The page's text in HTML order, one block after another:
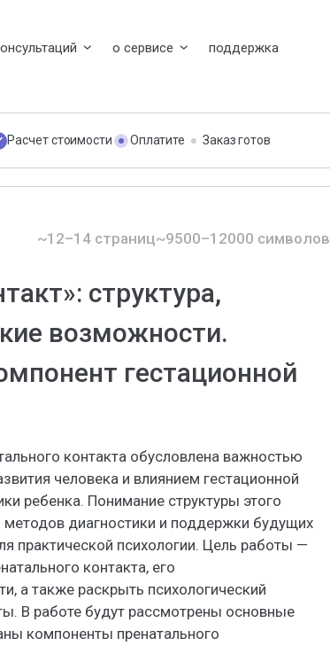
о сервисе поддержка
Расчет стоимости Оплатите Заказ готов
~12–14 страниц~9500–12000 символов
структура,
возможности.
гестационной
контакта обусловлена важностью
человека и влиянием гестационной
ребенка. Понимание структуры этого
диагностики и поддержки будущих
практической психологии. Цель работы —
контакта, его
а также раскрыть психологический
В работе будут рассмотрены основные
компоненты пренатального